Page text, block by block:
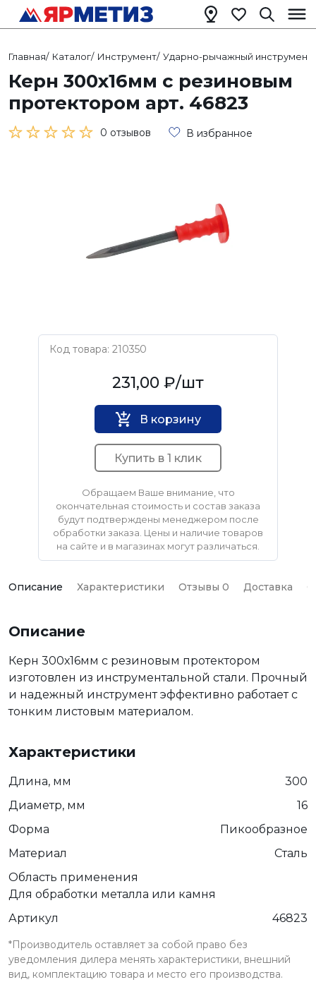
Главная/ Каталог/ Инструмент/ Ударно-рычажный инструмент
Керн 300х16мм с резиновым
протектором арт. 46823
0 отзывов В избранное
Код товара: 210350
Нет бренда231,00 ₽/шт
В корзину
Купить в 1 клик
Обращаем Ваше внимание, что
окончательная стоимость и состав заказа
будут подтверждены менеджером после
обработки заказа. Цены и наличие товаров
на сайте и в магазинах могут различаться.
Описание Характеристики Отзывы 0 Доставка
Описание
Керн 300х16мм с резиновым протектором
изготовлен из инструментальной стали. Прочный
и надежный инструмент эффективно работает с
тонким листовым материалом.
Характеристики
Длина, мм
300
Диаметр, мм
16
Форма
Пикообразное
Материал
Сталь
Область применения
Для обработки металла или камня
Артикул
46823
*Производитель оставляет за собой право без
уведомления дилера менять характеристики, внешний
вид, комплектацию товара и место его производства.